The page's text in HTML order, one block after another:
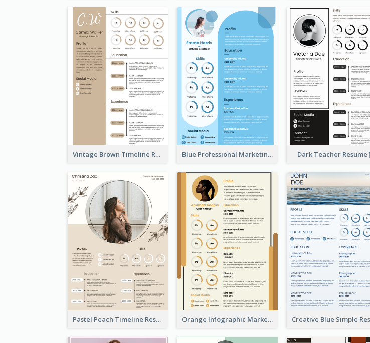
Vintage Brown Timeline Resume Blue Professional Marketing Resume Dark Teacher Resume
Pastel Peach Timeline Resume Orange Infographic Market Analyst Resume